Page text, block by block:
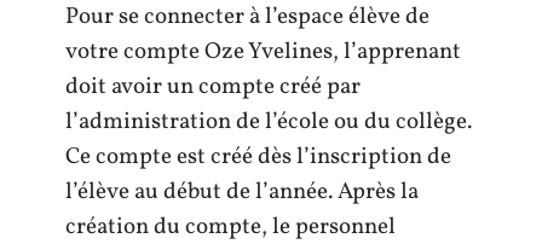
Pour se connecter à l’espace élève de
votre compte Oze Yvelines, l’apprenant
doit avoir un compte créé par
l’administration de l’école ou du collège.
Ce compte est créé dès l’inscription de
l’élève au début de l’année. Après la
création du compte, le personnel